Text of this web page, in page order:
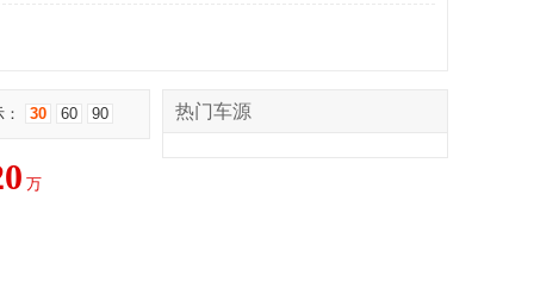
30 60 90
万
热门车源